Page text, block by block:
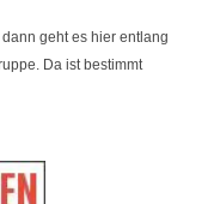
geht es hier entlang
Da ist bestimmt